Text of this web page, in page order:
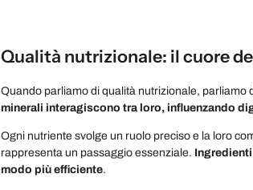
Qualità nutrizionale: il cuore
Quando parliamo di qualità nutrizionale, parliamo
minerali interagiscono tra loro, influenzando
Ogni nutriente svolge un ruolo preciso e la loro
rappresenta un passaggio essenziale.
modo più efficiente.